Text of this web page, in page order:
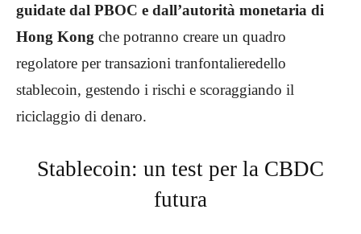
guidate dal PBOC e dall’autorità monetaria di
Hong Kong che potranno creare un quadro
regolatore per transazioni tranfontalieredello
stablecoin, gestendo i rischi e scoraggiando il
riciclaggio di denaro.
Stablecoin: un test per la CBDC
futura